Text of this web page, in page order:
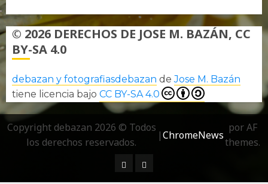
© 2026 DERECHOS DE JOSE M. BAZÁN, CC
BY-SA 4.0
debazan y fotografiasdebazan deJose M. Bazán
tiene licencia bajo CC BY-SA 4.0
Copyright debazan 2026 © Todos
los derechos reservados.
|ChromeNews
por AF
themes.
¿ Quién soy…?
Más información sobre las